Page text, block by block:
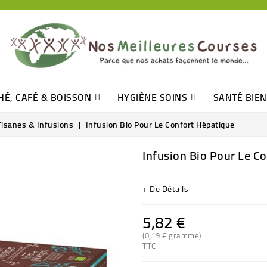
CAFÉ & BOISSON HYGIÈNE SOINS SANTÉ
& Infusions Infusion Bio Pour Le Confort Hépatique
Infusion Bio Pour Le
+ De Détails
5,82 €
(0,19 € gramme)
TTC